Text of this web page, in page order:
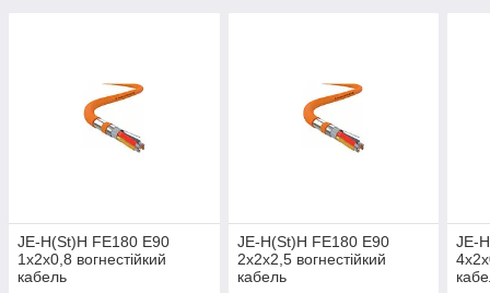
JE-H(St)H FE180 E90
1x2x0,8 вогнестійкий
кабель
JE-H(St)H FE180 E90
2x2x2,5 вогнестійкий
кабель
JE-